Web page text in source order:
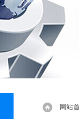
网站